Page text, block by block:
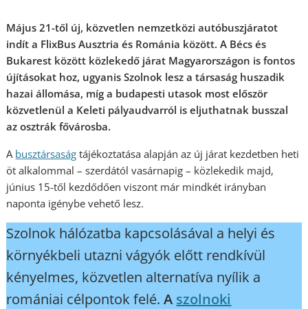
Május 21-től új, közvetlen nemzetközi autóbuszjáratot
indít a FlixBus Ausztria és Románia között. A Bécs és
Bukarest között közlekedő járat Magyarországon is fontos
újításokat hoz, ugyanis Szolnok lesz a társaság huszadik
hazai állomása, míg a budapesti utasok most először
közvetlenül a Keleti pályaudvarról is eljuthatnak busszal
az osztrák fővárosba.
A busztársaság tájékoztatása alapján az új járat kezdetben heti
öt alkalommal – szerdától vasárnapig – közlekedik majd,
június 15-től kezdődően viszont már mindkét irányban
naponta igénybe vehető lesz.
Szolnok hálózatba kapcsolásával a helyi és
környékbeli utazni vágyók előtt rendkívül
kényelmes, közvetlen alternatíva nyílik a
romániai célpontok felé.A szolnoki